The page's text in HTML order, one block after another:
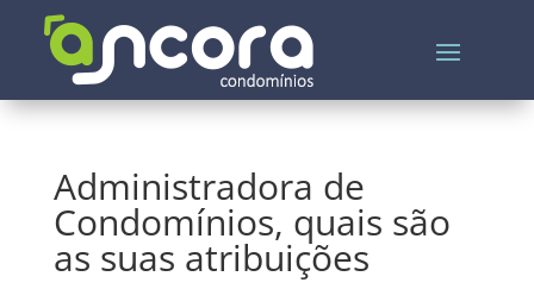
Administradora de
Condomínios, quais são
as suas atribuições